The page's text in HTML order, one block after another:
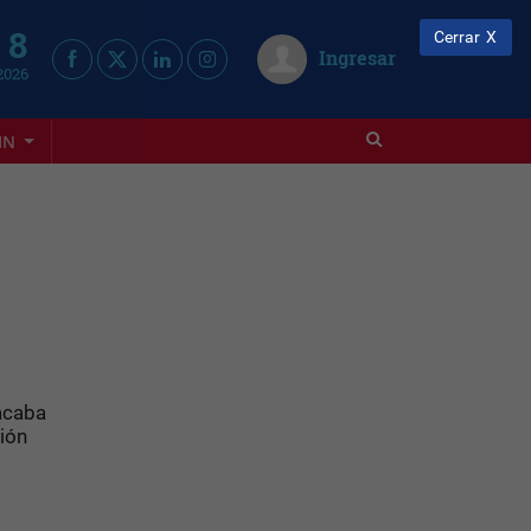
Ingresar
Cerrar